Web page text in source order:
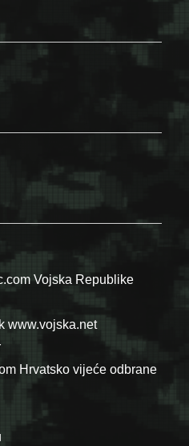
Vojska Republike
www.vojska.net
Hrvatsko vijeće odbrane